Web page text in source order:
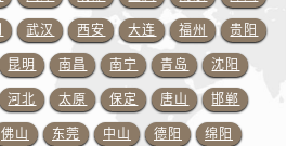
山东省济南市历下区经十路11111号华润中心写字楼（万象城）15层1508室百达翡丽售后服务中心（需提前预约）
山东省济宁市任城区太白楼路百达翡丽售后服务中心（需提前预约）
山东省莱芜市文化南路8号银座商城名表维修一楼名表维修百达翡丽售后服务中心（需提前预约）
山东省临沂市兰山区解放路百达翡丽售后服务中心（需提前预约）
山东省日照市东港区烟台路百达翡丽售后服务中心（需提前预约）
武汉 西安 大连 福州 贵阳
昆明 南昌 南宁 青岛 沈阳
河北 太原 保定 唐山 邯郸
佛山 东莞 中山 德阳 绵阳